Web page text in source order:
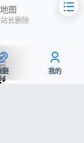
图
长删除
链 我的